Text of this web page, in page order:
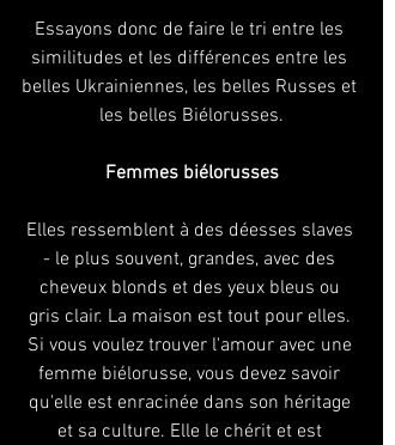
Essayons donc de faire le tri entre les
similitudes et les différences entre les
belles Ukrainiennes, les belles Russes et
les belles Biélorusses.
Femmes biélorusses
Elles ressemblent à des déesses slaves
- le plus souvent, grandes, avec des
cheveux blonds et des yeux bleus ou
gris clair. La maison est tout pour elles.
Si vous voulez trouver l'amour avec une
femme biélorusse, vous devez savoir
qu'elle est enracinée dans son héritage
et sa culture. Elle le chérit et est